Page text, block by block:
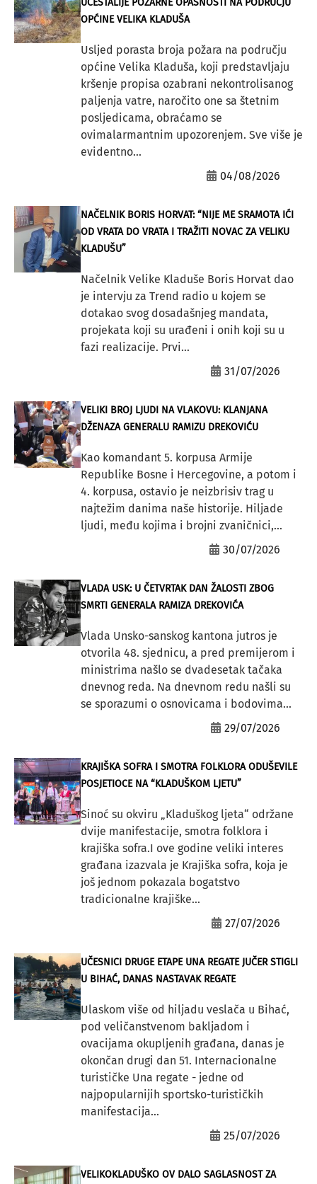
UČESTALIJE POŽARNE OPASNOSTI NA PODRUČJU
OPĆINE VELIKA KLADUŠA
Usljed porasta broja požara na području
općine Velika Kladuša, koji predstavljaju
kršenje propisa ozabrani nekontrolisanog
paljenja vatre, naročito one sa štetnim
posljedicama, obraćamo se
ovimalarmantnim upozorenjem. Sve više je
evidentno...
04/08/2026
NAČELNIK BORIS HORVAT: “NIJE ME SRAMOTA IĆI
OD VRATA DO VRATA I TRAŽITI NOVAC ZA VELIKU
KLADUŠU”
Načelnik Velike Kladuše Boris Horvat dao
je intervju za Trend radio u kojem se
dotakao svog dosadašnjeg mandata,
projekata koji su urađeni i onih koji su u
fazi realizacije. Prvi...
31/07/2026
VELIKI BROJ LJUDI NA VLAKOVU: KLANJANA
DŽENAZA GENERALU RAMIZU DREKOVIĆU
Kao komandant 5. korpusa Armije
Republike Bosne i Hercegovine, a potom i
4. korpusa, ostavio je neizbrisiv trag u
najtežim danima naše historije. Hiljade
ljudi, među kojima i brojni zvaničnici,...
30/07/2026
VLADA USK: U ČETVRTAK DAN ŽALOSTI ZBOG
SMRTI GENERALA RAMIZA DREKOVIĆA
Vlada Unsko-sanskog kantona jutros je
otvorila 48. sjednicu, a pred premijerom i
ministrima našlo se dvadesetak tačaka
dnevnog reda. Na dnevnom redu našli su
se sporazumi o osnovicama i bodovima...
29/07/2026
KRAJIŠKA SOFRA I SMOTRA FOLKLORA ODUŠEVILE
POSJETIOCE NA “KLADUŠKOM LJETU”
Sinoć su okviru „Kladuškog ljeta“ održane
dvije manifestacije, smotra folklora i
krajiška sofra.I ove godine veliki interes
građana izazvala je Krajiška sofra, koja je
još jednom pokazala bogatstvo
tradicionalne krajiške...
27/07/2026
UČESNICI DRUGE ETAPE UNA REGATE JUČER STIGLI
U BIHAĆ, DANAS NASTAVAK REGATE
Ulaskom više od hiljadu veslača u Bihać,
pod veličanstvenom bakljadom i
ovacijama okupljenih građana, danas je
okončan drugi dan 51. Internacionalne
turističke Una regate - jedne od
najpopularnijih sportsko-turističkih
manifestacija...
25/07/2026
VELIKOKLADUŠKO OV DALO SAGLASNOST ZA